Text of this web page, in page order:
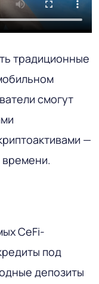
традиционные
смогут
—
времени.
CeFi-
под
депозиты